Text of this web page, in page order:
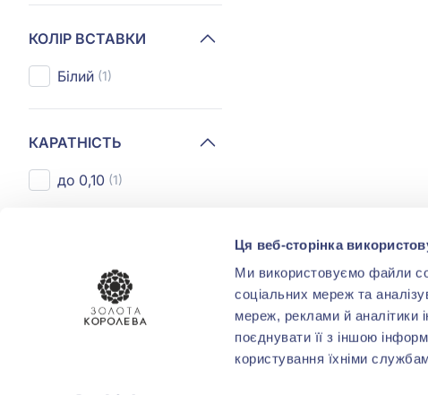
Ця веб-сторінка
Ми використовуємо файли
соціальних мереж та
мереж, реклами й аналітики
поєднувати її з іншою
користування їхніми
КОЛІР ВСТАВКИ
Білий (1)
КАРАТНІСТЬ
до 0,10 (1)
Весільний (25)
Класика (7)